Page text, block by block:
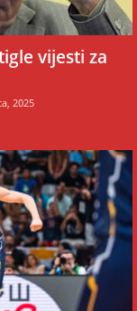
vijesti za
2025